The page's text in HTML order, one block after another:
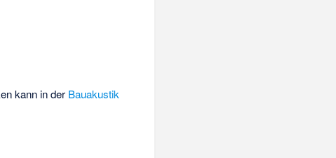
kann in der Bauakustik